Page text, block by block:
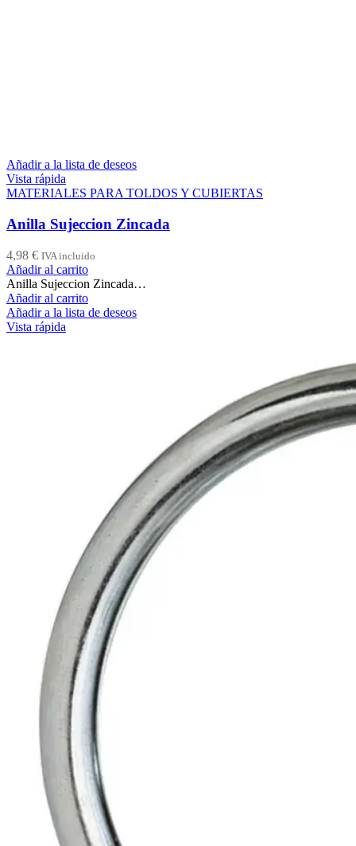
Añadir a la lista de deseos
Vista rápida
MATERIALES PARA TOLDOS Y CUBIERTAS
Anilla Sujeccion Zincada
4,98 € IVA incluido
Añadir al carrito
Anilla Sujeccion Zincada…
Añadir al carrito
Añadir a la lista de deseos
Vista rápida